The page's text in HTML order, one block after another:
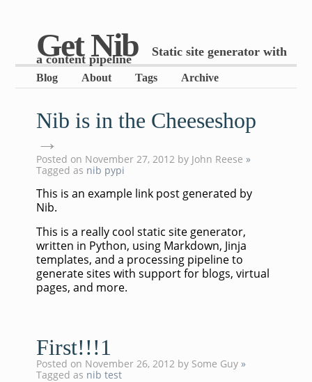
Get Nib Static site generator with
a content pipeline
Blog About Tags Archive
Nib is in the Cheeseshop
→
Posted on November 27, 2012 by John Reese »
Tagged as nib pypi
This is an example link post generated by
Nib.
This is a really cool static site generator,
written in Python, using Markdown, Jinja
templates, and a processing pipeline to
generate sites with support for blogs, virtual
pages, and more.
First!!!1
Posted on November 26, 2012 by Some Guy »
Tagged as nib test